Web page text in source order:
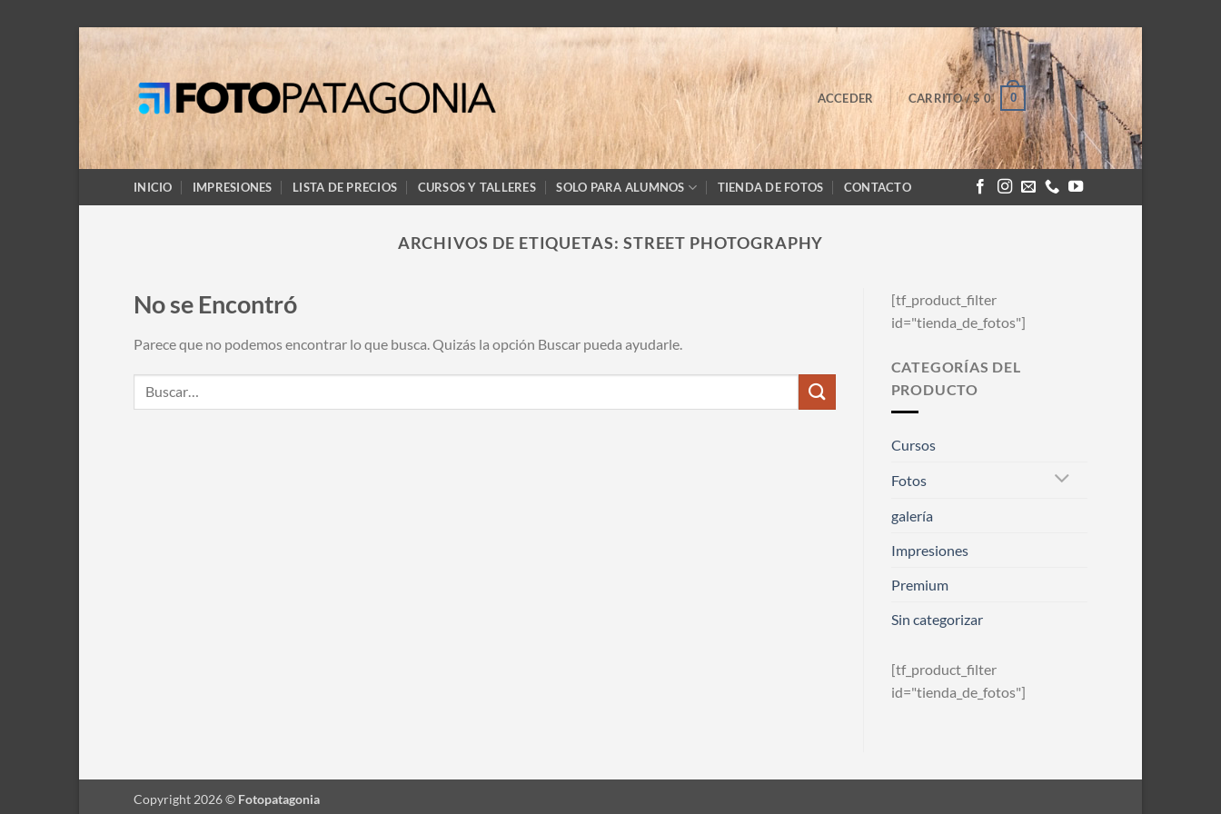
Saltar
contenido
ACCEDER CARRITO /$0 0
INICIO IMPRESIONES LISTA DE PRECIOS CURSOS Y TALLERES SOLO PARA ALUMNOS TIENDA DE FOTOS CONTACTO
ARCHIVOS DE ETIQUETAS: STREET PHOTOGRAPHY
No se Encontró
Parece que no podemos encontrar lo que busca. Quizás la opción Buscar pueda ayudarle.
[tf_product_filter
id="tienda_de_fotos"]
CATEGORÍAS DEL
PRODUCTO
Cursos
Fotos
galería
Impresiones
Premium
Sin categorizar
[tf_product_filter
id="tienda_de_fotos"]
Copyright 2026 © Fotopatagonia